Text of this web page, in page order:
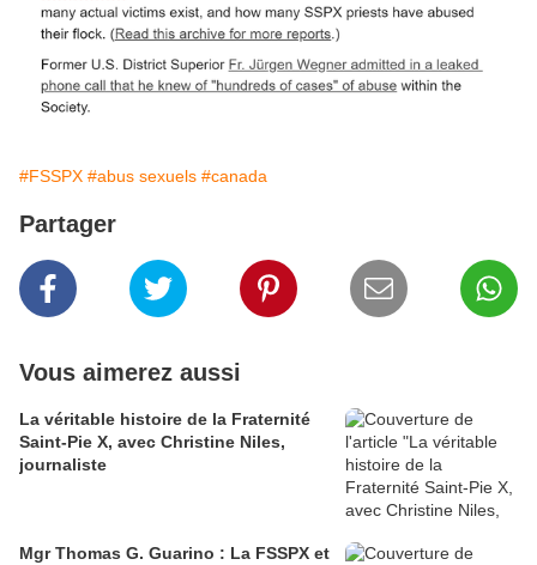
#FSSPX #abus sexuels #canada
Partager
Vous aimerez aussi
La véritable histoire de la Fraternité
Saint-Pie X, avec Christine Niles,
journaliste
Mgr Thomas G. Guarino : La FSSPX et